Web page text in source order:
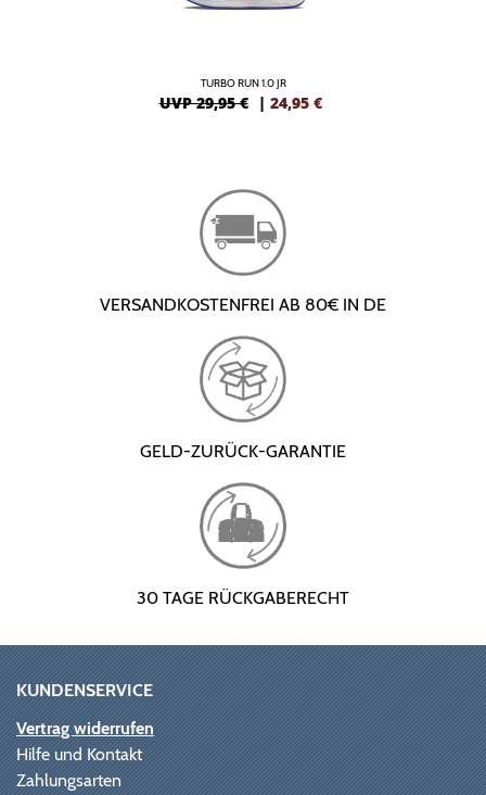
TURBO RUN 1.0 JR
UVP 29,95 € | 24,95 €
VERSANDKOSTENFREI AB 80€ IN DE
GELD-ZURÜCK-GARANTIE
30 TAGE RÜCKGABERECHT
KUNDENSERVICE
Vertrag widerrufen
Hilfe und Kontakt
Zahlungsarten